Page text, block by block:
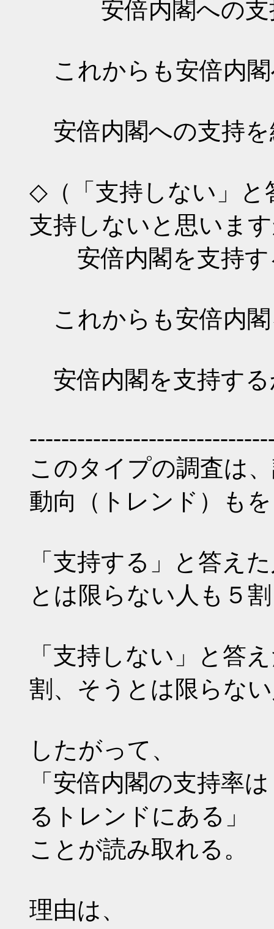
安倍内閣への支持
これからも安倍内閣
安倍内閣への支持を
◇（「支持しない」と
支持しないと思いま
安倍内閣を支持す
これからも安倍内
安倍内閣を支持す
このタイプの調査は
動向（トレンド）も
「支持する」と答え
とは限らない人も５割
「支持しない」と答
割、そうとは限らな
したがって、
「安倍内閣の支持率
るトレンドにある」
ことが読み取れる。
理由は、